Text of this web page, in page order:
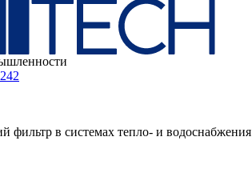
фильтр в системах тепло- и водоснабжения